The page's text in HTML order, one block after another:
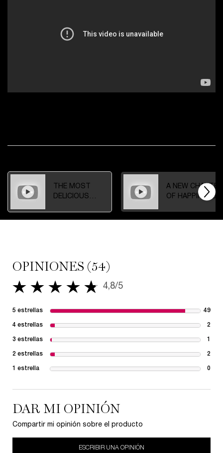
THE MOST
DELICIOUS
A NEW CHAPTER
OF HAPPINESS
OPINIONES (54)
4,8 de 5 estrellas. 4,8/5
5 estrellas 49
4 estrellas 2
3 estrellas 1
2 estrellas 2
1 estrella 0
DAR MI OPINIÓN
Compartir mi opinión sobre el producto
ESCRIBIR UNA OPINIÓN